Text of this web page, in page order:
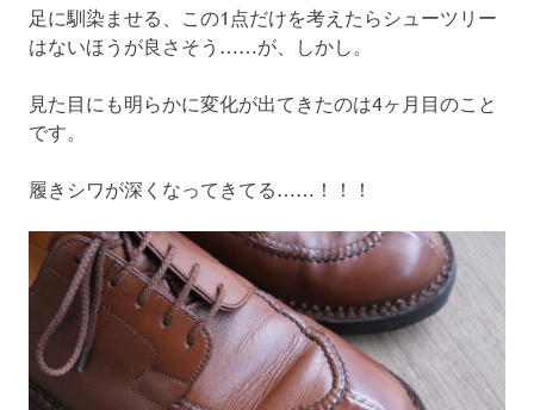
足に馴染ませる、この1点だけを考えたらシューツリー
はないほうが良さそう……が、しかし。
見た目にも明らかに変化が出てきたのは4ヶ月目のこと
です。
履きシワが深くなってきてる……！！！